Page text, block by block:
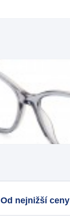
Od nejnižší ceny